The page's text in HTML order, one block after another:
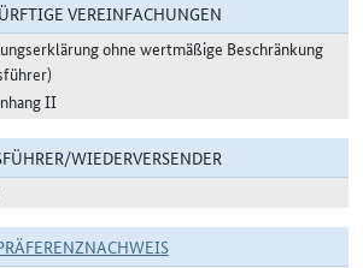
VEREINFACHUNGEN
ohne wertmäßige Beschränkung
II
WIEDERVERSENDER